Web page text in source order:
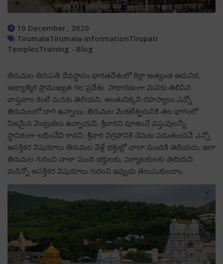
10 December , 2020
TirumalaTirumala-InformationTirupati
TemplesTraining - Blog
తిరుమల తిరుపతి దేవస్థానం భారతదేశంలో కెల్లా అత్యంత ఆదునిక,
ఆధ్యాత్మిక ప్రాముఖ్యత గల ప్రదేశం. సాధారణంగా మనకు తెలిసిన
వాస్తవాల కంటే మనకు తెలియని, అంతుచిక్కని రహస్యాలు ఎన్నో
తిరుమలలో దాగి ఉన్నాయి. తిరుమల వెంకటేశ్వరునికి తల భాగంలో
నిజమైన వెంట్రుకలు ఉన్నాయని, శ్రీవారిని పూజించే వస్తువులన్నీ
స్థానికంగా లభించేవి కాదని, శ్రీవారి విగ్రహానికి చెమట పడుతుందనే ఎన్నో
ఆసక్తికర విషయాలు తిరుమల వెళ్లే భక్తుల్లో చాలా మందికి తెలియదు. ఇలా
తిరుమల గురించి చాలా మంది భక్తులకు, పర్యాటకులకు తెలియని
మరెన్నో ఆసక్తికర విషయాలు గురించి ఇప్పుడు తెలుసుకుందాం.